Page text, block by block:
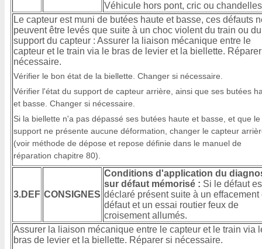
Véhicule hors pont, cric ou
Le capteur est muni de butées haute et basse, ces défauts
peuvent être levés que suite à un choc violent du train ou du
support du capteur : Assurer la liaison mécanique entre le
capteur et le train via le bras de levier et la biellette.
nécessaire.
Vérifier le bon état de la biellette. Changer si nécessaire.
Vérifier l'état du support de capteur arrière, ainsi que ses butées
et basse. Changer si nécessaire.
Si la biellette n'a pas dépassé ses butées haute et basse, et que le
support ne présente aucune déformation, changer le capteur
(voir méthode de dépose et repose définie dans le manuel de
réparation chapitre 80).
3.DEF CONSIGNES
Conditions d'application du
sur défaut mémorisé : Si le défaut
déclaré présent suite à un effacement
défaut et un essai routier feux de
croisement allumés.
Assurer la liaison mécanique entre le capteur et le train via
bras de levier et la biellette. Réparer si nécessaire.